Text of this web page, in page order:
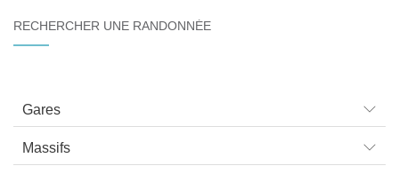
RECHERCHER UNE RANDONNÉE
Gares
Massifs